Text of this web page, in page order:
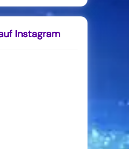
Instagram